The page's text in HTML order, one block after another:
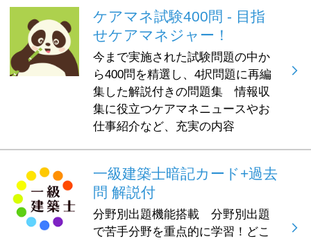
ケアマネ試験400問 - 目指
せケアマネジャー！
今まで実施された試験問題の中か
ら400問を精選し、4択問題に再編
集した解説付きの問題集 情報収
集に役立つケアマネニュースやお
仕事紹介など、充実の内容
一級建築士暗記カード+過去
問 解説付
分野別出題機能搭載 分野別出題
で苦手分野を重点的に学習！どこ